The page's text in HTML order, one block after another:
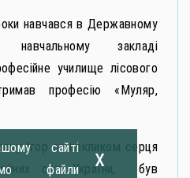
навчався в Державному
навчальному закладі
училище лісового
професію «Муляр,
за покликом серця
сил України, був
сайті
файли
x